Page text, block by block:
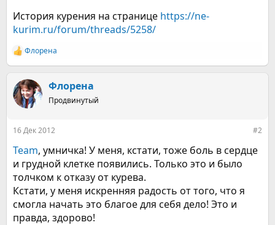
История курения на странице https://ne-
kurim.ru/forum/threads/5258/
Р
е
к
ц
и
Флорена
Флорена
Продвинутый
16 Дек 2012 #2
Team, умничка! У меня, кстати, тоже боль в сердце
и грудной клетке появились. Только это и было
толчком к отказу от курева.
Кстати, у меня искренняя радость от того, что я
смогла начать это благое для себя дело! Это и
правда, здорово!